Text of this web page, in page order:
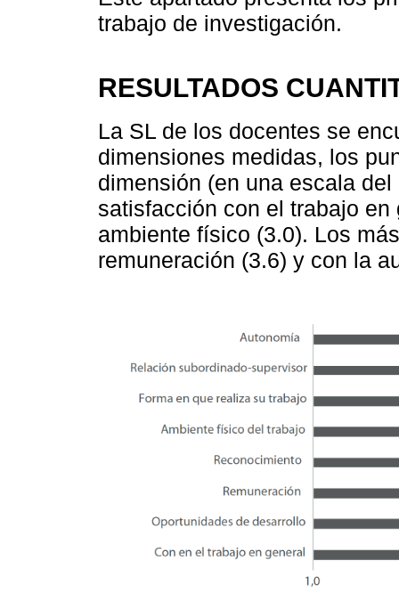
trabajo de investigación.
RESULTADOS
La SL de los docentes se
dimensiones medidas, los
dimensión (en una escala
satisfacción con el trabajo
ambiente físico (3.0). Los
remuneración (3.6) y con la